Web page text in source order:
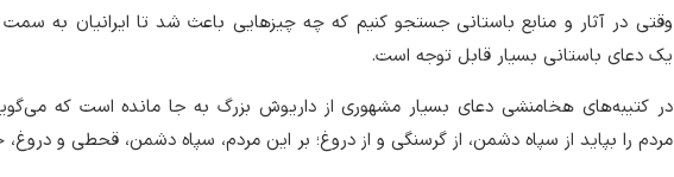
وقتی در آثار و منابع باستانی جستجو کنیم که چه چیزهایی باعث شد تا ایرانیان به سمت
یک دعای باستانی بسیار قابل توجه است.
در کتیبه‌های هخامنشی دعای بسیار مشهوری از داریوش بزرگ به جا مانده است که می‌گوید
مردم را بپاید از سپاه دشمن، از گرسنگی و از دروغ؛ بر این مردم، سپاه دشمن، قحطی و دروغ،